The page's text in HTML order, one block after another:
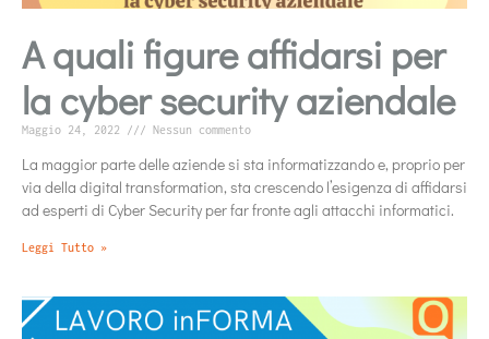
A quali figure affidarsi per
la cyber security aziendale
Maggio 24, 2022 Nessun commento
La maggior parte delle aziende si sta informatizzando e, proprio per
via della digital transformation, sta crescendo l’esigenza di affidarsi
ad esperti di Cyber Security per far fronte agli attacchi informatici.
Leggi Tutto »